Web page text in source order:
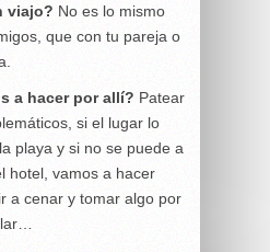
viajo? No es lo mismo
que con tu pareja o
a hacer por allí? Patear
si el lugar lo
playa y si no se puede a
hotel, vamos a hacer
a cenar y tomar algo por